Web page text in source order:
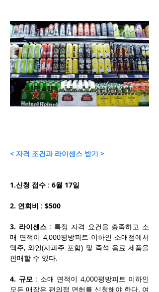
< 자격 조건과 라이센스 받기 >
1.신청 접수 : 6월 17일
2. 연회비 : $500
3. 라이센스 : 특정 자격 요건을 충족하고 소
매 면적이 4,000평방피트 이하인 소매점에서
맥주, 와인(사과주 포함) 및 즉석 음료 제품을
판매할 수 있다.
4. 규모 : 소매 면적이 4,000평방피트 이하인
모든 매장은 편의점 면허를 신청해야 한다. 여